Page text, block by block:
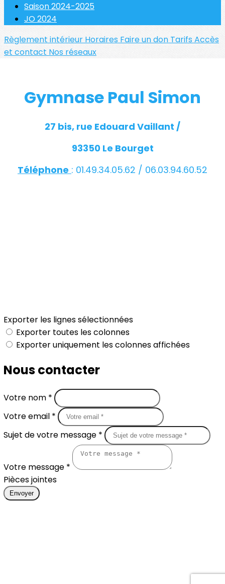
Saison 2024-2025
JO 2024
Règlement intérieur Horaires Faire un don TarifsAccès
et contact Nos réseaux
Gymnase Paul Simon
27 bis, rue Edouard Vaillant /
93350 Le Bourget
Téléphone : 01.49.34.05.62 / 06.03.94.60.52